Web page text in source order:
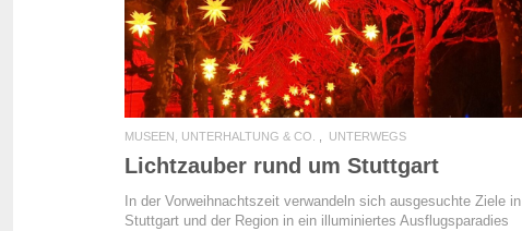
MUSEEN, UNTERHALTUNG & CO. UNTERWEGS
Lichtzauber rund um Stuttgart
In der Vorweihnachtszeit verwandeln sich ausgesuchte Ziele in
Stuttgart und der Region in ein illuminiertes Ausflugsparadies